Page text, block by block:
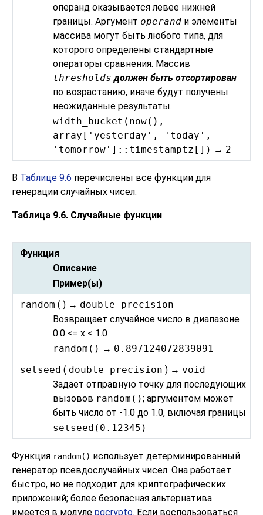
операнд оказывается левее нижней
границы. Аргумент operand и элементы
массива могут быть любого типа, для
которого определены стандартные
операторы сравнения. Массив
thresholds должен быть отсортирован
по возрастанию, иначе будут получены
неожиданные результаты.
width_bucket(now(),
array['yesterday', 'today',
'tomorrow']::timestamptz[]) → 2
В Таблице 9.6 перечислены все функции для
генерации случайных чисел.
Таблица 9.6. Случайные функции
Функция
Описание
Пример(ы)
random ( ) → double precision
Возвращает случайное число в диапазоне
0.0 <= x < 1.0
random() → 0.897124072839091
setseed ( double precision ) → void
Задаёт отправную точку для последующих
вызовов random(); аргументом может
быть число от -1.0 до 1.0, включая границы
setseed(0.12345)
Функция random() использует детерминированный
генератор псевдослучайных чисел. Она работает
быстро, но не подходит для криптографических
приложений; более безопасная альтернатива
имеется в модуле pgcrypto. Если воспользоваться